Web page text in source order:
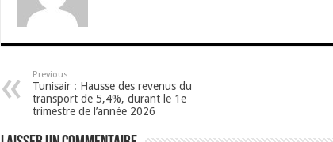
Previous
Tunisair : Hausse des revenus du
transport de 5,4%, durant le 1e
trimestre de l’année 2026